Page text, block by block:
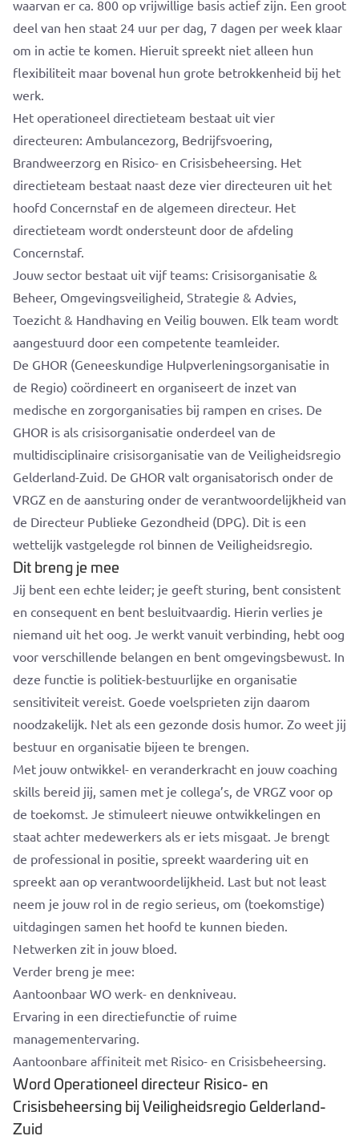
waarvan er ca. 800 op vrijwillige basis actief zijn. Een groot
deel van hen staat 24 uur per dag, 7 dagen per week klaar
om in actie te komen. Hieruit spreekt niet alleen hun
flexibiliteit maar bovenal hun grote betrokkenheid bij het
werk.
Het operationeel directieteam bestaat uit vier
directeuren: Ambulancezorg, Bedrijfsvoering,
Brandweerzorg en Risico- en Crisisbeheersing. Het
directieteam bestaat naast deze vier directeuren uit het
hoofd Concernstaf en de algemeen directeur. Het
directieteam wordt ondersteunt door de afdeling
Concernstaf.
Jouw sector bestaat uit vijf teams: Crisisorganisatie &
Beheer, Omgevingsveiligheid, Strategie & Advies,
Toezicht & Handhaving en Veilig bouwen. Elk team wordt
aangestuurd door een competente teamleider.
De GHOR (Geneeskundige Hulpverleningsorganisatie in
de Regio) coördineert en organiseert de inzet van
medische en zorgorganisaties bij rampen en crises. De
GHOR is als crisisorganisatie onderdeel van de
multidisciplinaire crisisorganisatie van de Veiligheidsregio
Gelderland-Zuid. De GHOR valt organisatorisch onder de
VRGZ en de aansturing onder de verantwoordelijkheid van
de Directeur Publieke Gezondheid (DPG). Dit is een
wettelijk vastgelegde rol binnen de Veiligheidsregio.
Dit breng je mee
Jij bent een echte leider; je geeft sturing, bent consistent
en consequent en bent besluitvaardig. Hierin verlies je
niemand uit het oog. Je werkt vanuit verbinding, hebt oog
voor verschillende belangen en bent omgevingsbewust. In
deze functie is politiek-bestuurlijke en organisatie
sensitiviteit vereist. Goede voelsprieten zijn daarom
noodzakelijk. Net als een gezonde dosis humor. Zo weet jij
bestuur en organisatie bijeen te brengen.
Met jouw ontwikkel- en veranderkracht en jouw coaching
skills bereid jij, samen met je collega’s, de VRGZ voor op
de toekomst. Je stimuleert nieuwe ontwikkelingen en
staat achter medewerkers als er iets misgaat. Je brengt
de professional in positie, spreekt waardering uit en
spreekt aan op verantwoordelijkheid. Last but not least
neem je jouw rol in de regio serieus, om (toekomstige)
uitdagingen samen het hoofd te kunnen bieden.
Netwerken zit in jouw bloed.
Verder breng je mee:
Aantoonbaar WO werk- en denkniveau.
Ervaring in een directiefunctie of ruime
managementervaring.
Aantoonbare affiniteit met Risico- en Crisisbeheersing.
Word Operationeel directeur Risico- en
Crisisbeheersing bij Veiligheidsregio Gelderland-
Zuid